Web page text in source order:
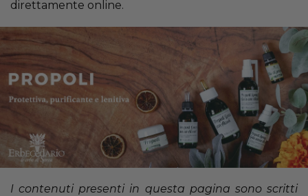
direttamente online.
I contenuti presenti in questa pagina sono scritti